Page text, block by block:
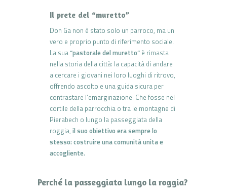
Il prete del “muretto”
Don Ga non è stato solo un parroco, ma un
vero e proprio punto di riferimento sociale.
La sua“pastorale del muretto” è rimasta
nella storia della città: la capacità di andare
a cercare i giovani nei loro luoghi di ritrovo,
offrendo ascolto e una guida sicura per
contrastare l’emarginazione. Che fosse nel
cortile della parrocchia o tra le montagne di
Pierabech o lungo la passeggiata della
roggia, il suo obiettivo era sempre lo
stesso: costruire una comunità unita e
accogliente.
Perché la passeggiata lungo la roggia?